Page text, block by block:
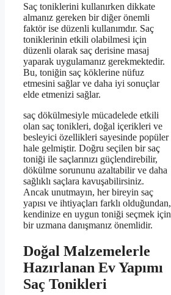
Saç toniklerini kullanırken dikkate
almanız gereken bir diğer önemli
faktör ise düzenli kullanımdır. Saç
toniklerinin etkili olabilmesi için
düzenli olarak saç derisine masaj
yaparak uygulamanız gerekmektedir.
Bu, toniğin saç köklerine nüfuz
etmesini sağlar ve daha iyi sonuçlar
elde etmenizi sağlar.
saç dökülmesiyle mücadelede etkili
olan saç tonikleri, doğal içerikleri ve
besleyici özellikleri sayesinde popüler
hale gelmiştir. Doğru seçilen bir saç
toniği ile saçlarınızı güçlendirebilir,
dökülme sorununu azaltabilir ve daha
sağlıklı saçlara kavuşabilirsiniz.
Ancak unutmayın, her bireyin saç
yapısı ve ihtiyaçları farklı olduğundan,
kendinize en uygun toniği seçmek için
bir uzmana danışmanız önemlidir.
Doğal Malzemelerle
Hazırlanan Ev Yapımı
Saç Tonikleri